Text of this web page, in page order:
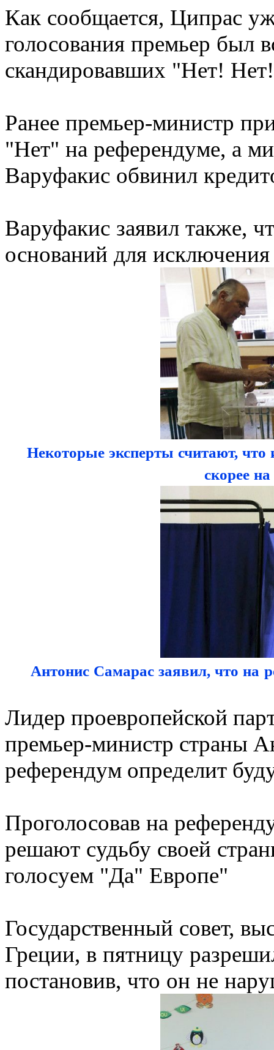
Как сообщается, Ципрас
голосования премьер был
скандировавших "Нет!
Ранее премьер-министр
"Нет" на референдуме, а
Варуфакис обвинил
Варуфакис заявил также,
оснований для
Некоторые эксперты считают, что
скорее
Антонис Самарас заявил, что на
Лидер проевропейской
премьер-министр страны
референдум определит
Проголосовав на
решают судьбу своей
голосуем "Да" Европе"
Государственный совет,
Греции, в пятницу
постановив, что он не